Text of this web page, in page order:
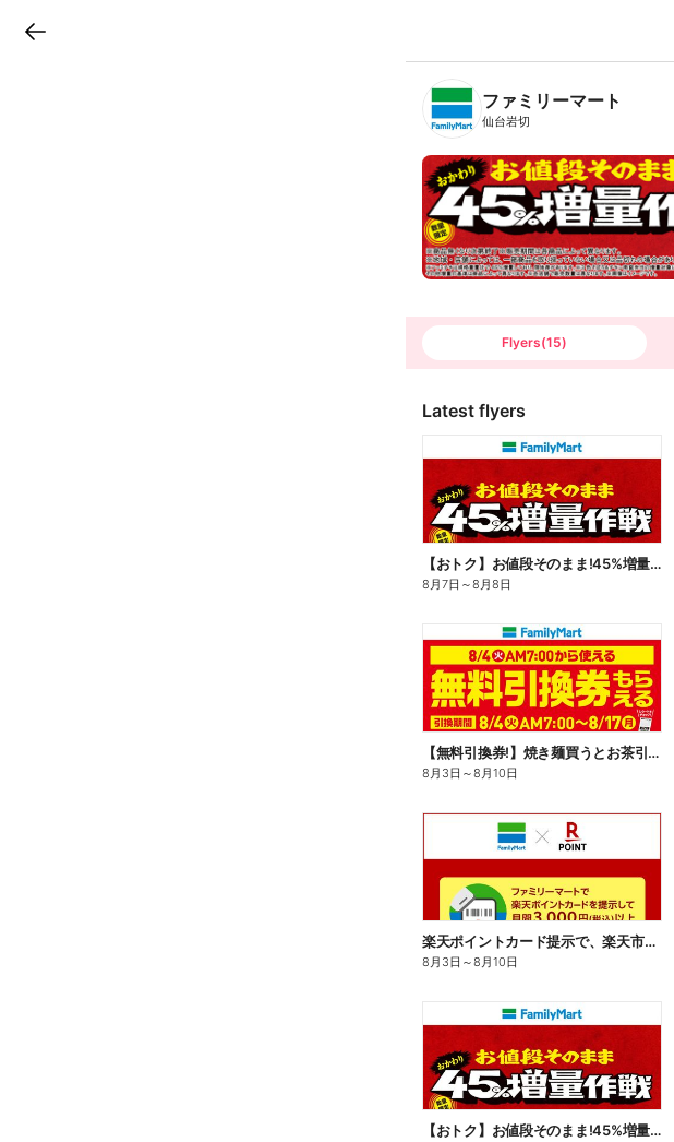
B
n
T
ファミリーマート
仙台岩切
Flyers(15)
Latest flyers
【おトク】お値段そのまま!45%増量作戦!
8月7日 ～8月8日
【無料引換券!】焼き麺買うとお茶引換券貰える!
8月3日 ～8月10日
楽天ポイントカード提示で、楽天市場でのお買い物がおトクに!
8月3日 ～8月10日
【おトク】お値段そのまま!45%増量作戦!